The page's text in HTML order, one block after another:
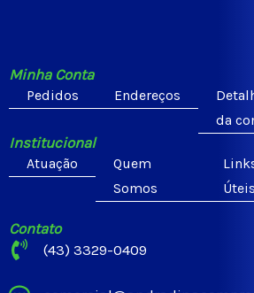
Minha Conta
Pedidos Endereços
da
Institucional
Atuação
Quem
Somos
Úteis
Contato
(43) 3329-0409